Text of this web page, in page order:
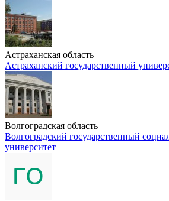
Астраханская область
Астраханский государственный
Волгоградская область
Волгоградский государственный
университет